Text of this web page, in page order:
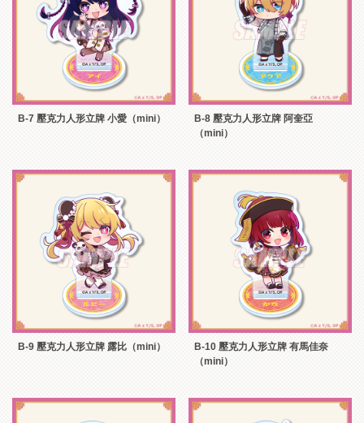
B-7 壓克力人形立牌 小愛（mini）
B-8 壓克力人形立牌 阿奎亞
（mini）
B-9 壓克力人形立牌 露比（mini）
B-10 壓克力人形立牌 有馬佳奈
（mini）